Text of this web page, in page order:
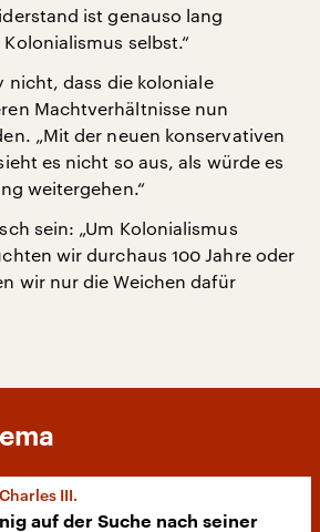
ist genauso lang
selbst.“
nicht, dass die koloniale
Machtverhältnisse nun
„Mit der neuen konservativen
es nicht so aus, als würde es
weitergehen.“
sein: „Um Kolonialismus
wir durchaus 100 Jahre oder
wir nur die Weichen dafür
Charles III.
auf der Suche nach seiner